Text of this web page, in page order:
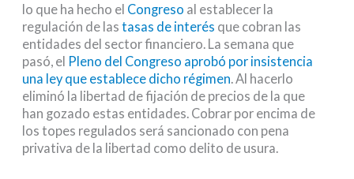
lo que ha hecho el Congreso al establecer la
regulación de las tasas de interés que cobran las
entidades del sector financiero. La semana que
pasó, el Pleno del Congreso aprobó por insistencia
una ley que establece dicho régimen . Al hacerlo
eliminó la libertad de fijación de precios de la que
han gozado estas entidades. Cobrar por encima de
los topes regulados será sancionado con pena
privativa de la libertad como delito de usura.